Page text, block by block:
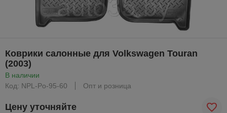
Коврики салонные для Volkswagen Touran
(2003)
В наличии
Код: NPL-Po-95-60
Опт и розница
Цену уточняйте